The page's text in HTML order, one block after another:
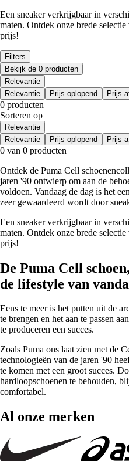
Een sneaker verkrijgbaar in
maten. Ontdek onze brede
prijs!
Filters
Bekijk de 0 producten
Relevantie
Relevantie
Prijs oplopend Prijs
0 producten
Sorteren op
Relevantie
Relevantie
Prijs oplopend Prijs
0 van 0 producten
Ontdek de Puma Cell
jaren '90 ontwierp om aan de
voldoen. Vandaag de dag is het
zeer gewaardeerd wordt door
Een sneaker verkrijgbaar in
maten. Ontdek onze brede
prijs!
De Puma Cell
de lifestyle van
Eens te meer is het putten uit de
te brengen en het aan te passen
te produceren een succes.
Zoals Puma ons laat zien met de
technologieën van de jaren '90
te komen met een groot succes.
hardloopschoenen te behouden,
comfortabel.
Al onze merken